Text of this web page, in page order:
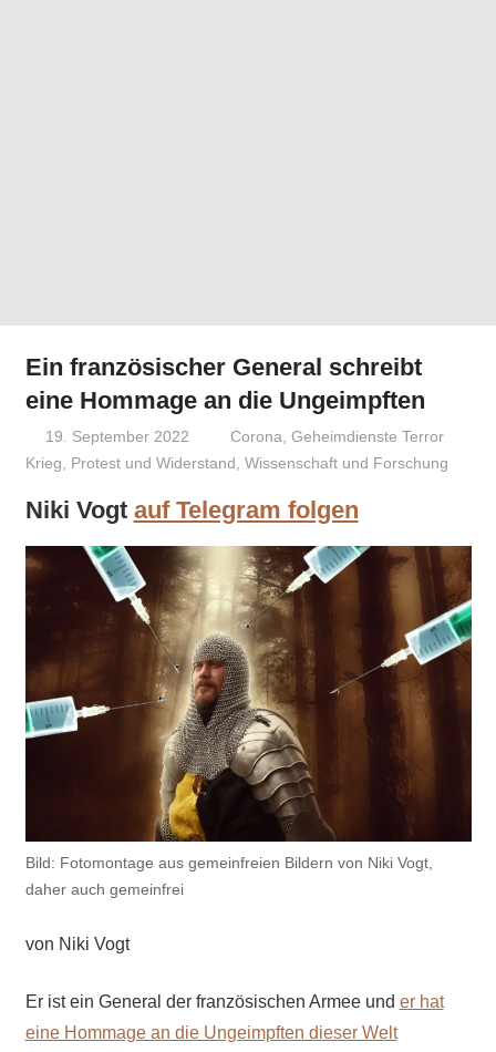
Ein französischer General schreibt
eine Hommage an die Ungeimpften
19. September 2022 Niki Vogt
Corona,Geheimdienste Terror
Krieg, Protest und Widerstand, Wissenschaft und Forschung
Niki Vogt auf Telegram folgen
Bild: Fotomontage aus gemeinfreien Bildern von Niki Vogt,
daher auch gemeinfrei
von Niki Vogt
Er ist ein General der französischen Armee und er hat
eine Hommage an die Ungeimpften dieser Welt